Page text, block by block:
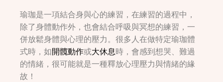
瑜珈是一項結合身與心的練習，在練習的過程中，
除了身體動作外，也會結合呼吸與冥想的練習，一
併放鬆身體與心理的壓力。很多人在做特定瑜珈體
式時，如開髖動作或大休息時，會感到想哭、難過
的情緒，很可能就是一種釋放心理壓力與情緒的緣
故！